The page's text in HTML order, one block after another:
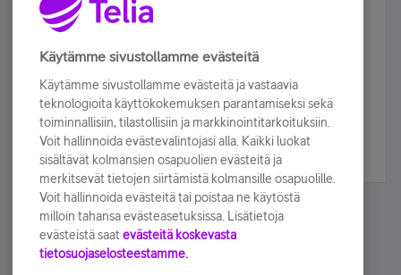
Älä jää paitsi – osallistu ja voita!
Tilaa Telian uutiskirje ja olet mukana arvonnassa.
sähköpostiisi.
Tilaa nyt
Käytämme sivustollamme evästeitä
Käytämme sivustollamme evästeitä ja vastaavia
teknologioita käyttökokemuksen parantamiseksi sekä
toiminnallisiin, tilastollisiin ja markkinointitarkoituksiin.
Voit hallinnoida evästevalintojasi alla. Kaikki luokat
sisältävät kolmansien osapuolien evästeitä ja
merkitsevät tietojen siirtämistä kolmansille osapuolille.
Voit hallinnoida evästeitä tai poistaa ne käytöstä
milloin tahansa evästeasetuksissa. Lisätietoja
evästeistä saat evästeitä koskevasta
tietosuojaselosteestamme.